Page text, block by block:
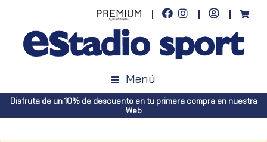
Menú
Disfruta de un 10% de descuento en tu primera compra en nuestra
Web